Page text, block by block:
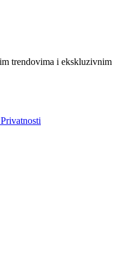
trendovima i ekskluzivnim